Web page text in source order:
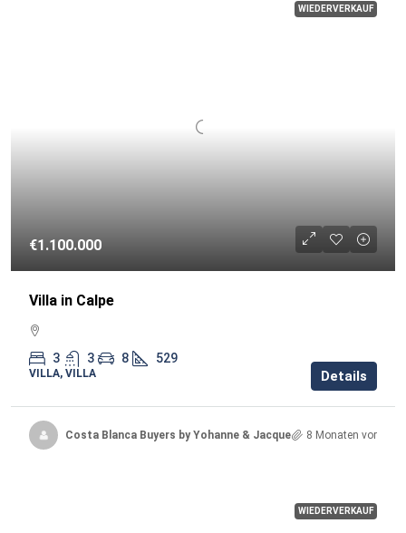
WIEDERVERKAUF
€1.100.000
Villa in Calpe
3 3 8 529
VILLA, VILLA Details
Costa Blanca Buyers by Yohanne & Jacqueline8 Monaten vor
WIEDERVERKAUF